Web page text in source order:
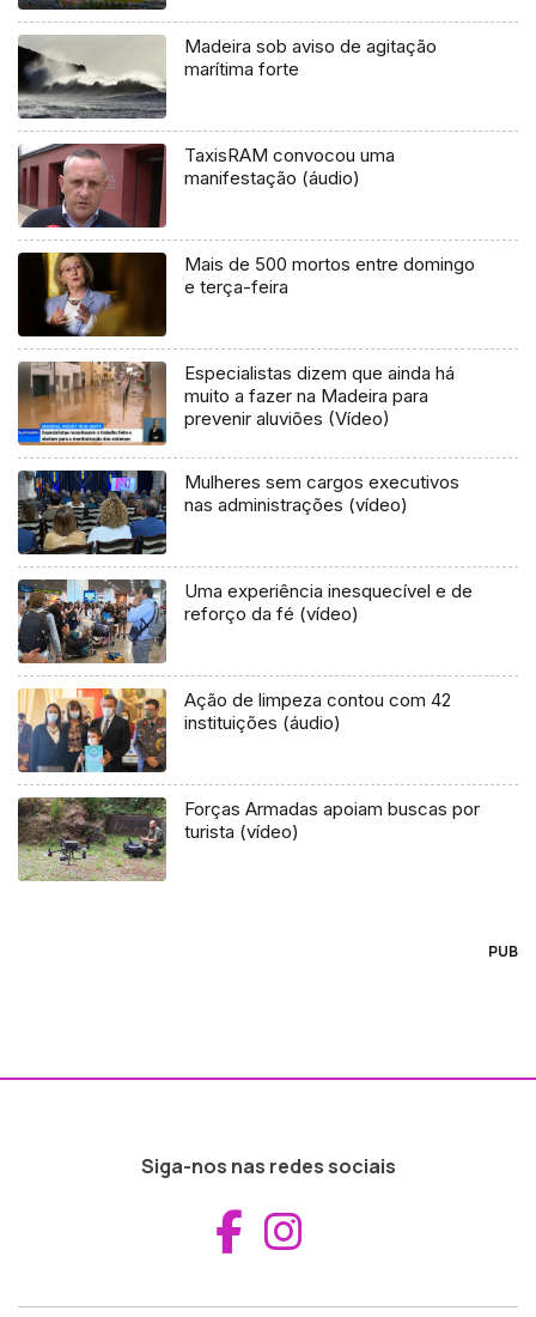
Madeira sob aviso de agitação
marítima forte
TaxisRAM convocou uma
manifestação (áudio)
Mais de 500 mortos entre domingo
e terça-feira
Especialistas dizem que ainda há
muito a fazer na Madeira para
prevenir aluviões (Vídeo)
Mulheres sem cargos executivos
nas administrações (vídeo)
Uma experiência inesquecível e de
reforço da fé (vídeo)
Ação de limpeza contou com 42
instituições (áudio)
Forças Armadas apoiam buscas por
turista (vídeo)
PUB
Siga-nos nas redes sociais
Aceder ao